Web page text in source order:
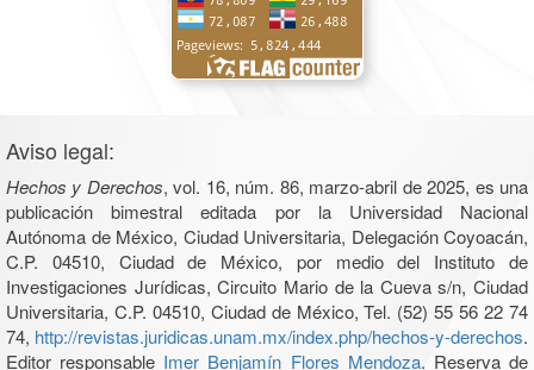
Aviso legal:
Hechos y Derechos, vol. 16, núm. 86, marzo-abril de 2025, es una
publicación bimestral editada por la Universidad Nacional
Autónoma de México, Ciudad Universitaria, Delegación Coyoacán,
C.P. 04510, Ciudad de México, por medio del Instituto de
Investigaciones Jurídicas, Circuito Mario de la Cueva s/n, Ciudad
Universitaria, C.P. 04510, Ciudad de México, Tel. (52) 55 56 22 74
74, http://revistas.juridicas.unam.mx/index.php/hechos-y-derechos.
Editor responsable Imer Benjamín Flores Mendoza. Reserva de